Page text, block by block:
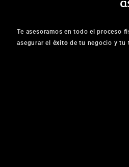
Te asesoramos en todo el proceso
asegurar el éxito de tu negocio y tu